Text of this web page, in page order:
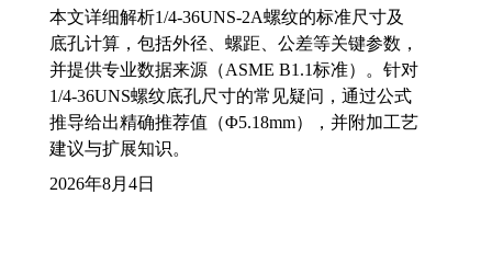
本文详细解析1/4-36UNS-2A螺纹的标准尺寸及
底孔计算，包括外径、螺距、公差等关键参数，
并提供专业数据来源（ASME B1.1标准）。针对
1/4-36UNS螺纹底孔尺寸的常见疑问，通过公式
推导给出精确推荐值（Φ5.18mm），并附加工艺
建议与扩展知识。
2026年8月4日